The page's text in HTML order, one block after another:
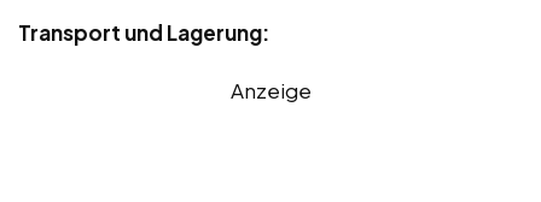
Transport und Lagerung:
Anzeige